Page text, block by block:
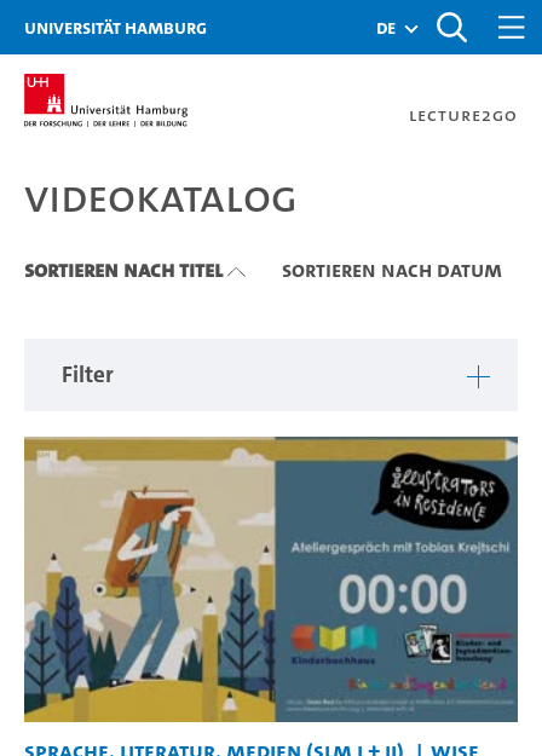
Zu den Filtern
Zur Metanavigation
Zur Hauptnavigation
Zur Suche
Zum Inhalt
Zum Seitenfuss
Universität Hamburg de
Lecture2Go
Videokatalog
Videokatalog
Sortieren nach Titel Sortieren nach Datum
Filter